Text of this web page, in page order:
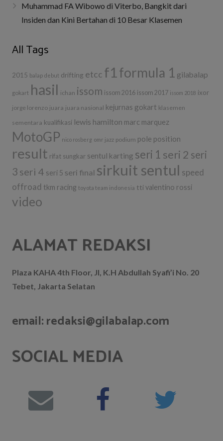
Muhammad FA Wibowo di Viterbo, Bangkit dari
Insiden dan Kini Bertahan di 10 Besar Klasemen
All Tags
2015 balap debut drifting etcc f1formula 1 gilabalap
gokart hasil ichan issom issom 2016 issom 2017 issom 2018 ixor
jorge lorenzo juara juara nasional kejurnas gokart klasemen
sementara kualifikasi lewis hamilton marc marquez
MotoGP nico rosberg omr jazz podium pole position
result rifat sungkar sentul karting seri 1 seri 2 seri
3 seri 4 seri 5 seri final sirkuit sentul speed
offroad tkm racing toyota team indonesia tti valentino rossi
video
ALAMAT REDAKSI
Plaza KAHA 4th Floor, Jl, K.H Abdullah Syafi’i No. 20
Tebet, Jakarta Selatan
email: redaksi@gilabalap.com
SOCIAL MEDIA